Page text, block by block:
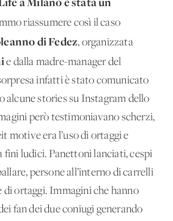
riassumere così il caso
di Fedez, organizzata
e dalla madre-manager del
infatti è stato comunicato
alcune stories su Instagram dello
però testimoniavano scherzi,
motive era l’uso di ortaggi e
ludici. Panettoni lanciati, cespi
persone all’interno di carrelli
di ortaggi. Immagini che hanno
fan dei due coniugi generando